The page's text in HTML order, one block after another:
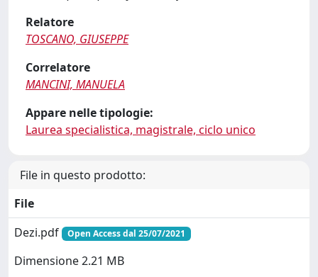
Relatore
TOSCANO, GIUSEPPE
Correlatore
MANCINI, MANUELA
Appare nelle tipologie:
Laurea specialistica, magistrale, ciclo unico
File in questo prodotto:
File
Dezi.pdf
Open Access dal 25/07/2021
Dimensione 2.21 MB